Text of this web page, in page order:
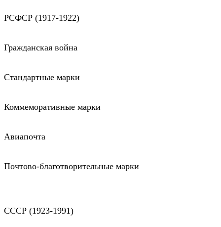
РСФСР (1917-1922)
Гражданская война
Стандартные марки
Коммеморативные марки
Авиапочта
Почтово-благотворительные марки
СССР (1923-1991)